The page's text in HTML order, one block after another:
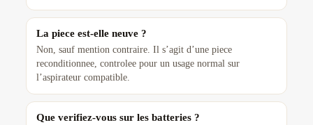
La piece est-elle neuve ?
Non, sauf mention contraire. Il s’agit d’une piece
reconditionnee, controlee pour un usage normal sur
l’aspirateur compatible.
Que verifiez-vous sur les batteries ?